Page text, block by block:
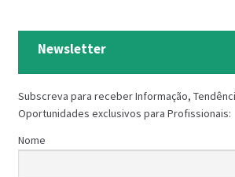
Newsletter
Subscreva para receber Informação,
Oportunidades exclusivos para Profissionais:
Nome